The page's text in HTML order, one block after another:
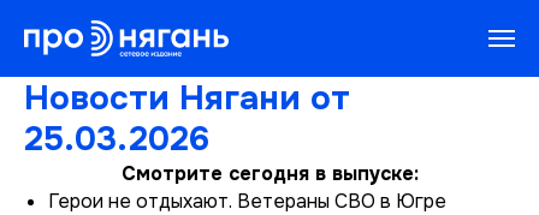
Новости Нягани от
25.03.2026
Смотрите сегодня в выпуске:
Герои не отдыхают. Ветераны СВО в Югре